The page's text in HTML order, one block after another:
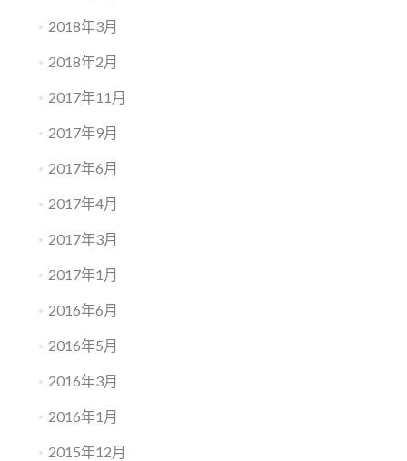
2018年3月
2018年2月
2017年11月
2017年9月
2017年6月
2017年4月
2017年3月
2017年1月
2016年6月
2016年5月
2016年3月
2016年1月
2015年12月